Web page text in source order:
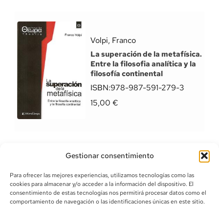
Gestionar consentimiento
Para ofrecer las mejores experiencias, utilizamos tecnologías como las
cookies para almacenar y/o acceder a la información del dispositivo. El
consentimiento de estas tecnologías nos permitirá procesar datos como el
comportamiento de navegación o las identificaciones únicas en este sitio.
Volpi, Franco
La superación de la metafísica.
Entre la filosofia analítica y la
filosofía continental
ISBN:978-987-591-279-3
15,00 €